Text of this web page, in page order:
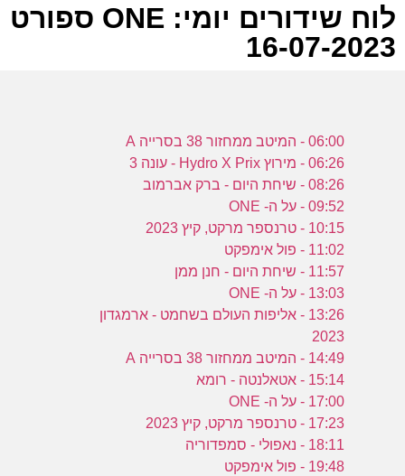
לוח שידורים יומי: ONE ספורט
16-07-2023
06:00 - המיטב ממחזור 38 בסרייה A
06:26 - מירוץ Hydro X Prix - עונה 3
08:26 - שיחת היום - ברק אברמוב
09:52 - על ה- ONE
10:15 - טרנספר מרקט, קיץ 2023
11:02 - פול אימפקט
11:57 - שיחת היום - חנן ממן
13:03 - על ה- ONE
13:26 - אליפות העולם בשחמט - ארמגדון
2023
14:49 - המיטב ממחזור 38 בסרייה A
15:14 - אטאלנטה - רומא
17:00 - על ה- ONE
17:23 - טרנספר מרקט, קיץ 2023
18:11 - נאפולי - סמפדוריה
19:48 - פול אימפקט